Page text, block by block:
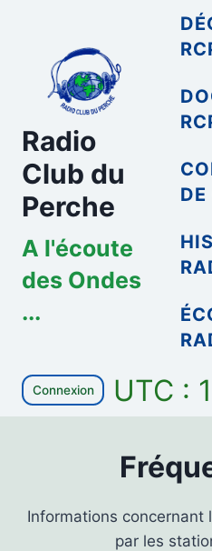
contenu
Radio
Club du
Perche
A l'écoute
des Ondes
...
DE
Connexion UTC :
Informations concernant
par les